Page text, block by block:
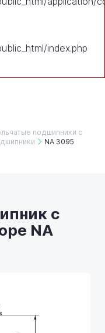
index.php
подшипники с
NA 3095
с
NA